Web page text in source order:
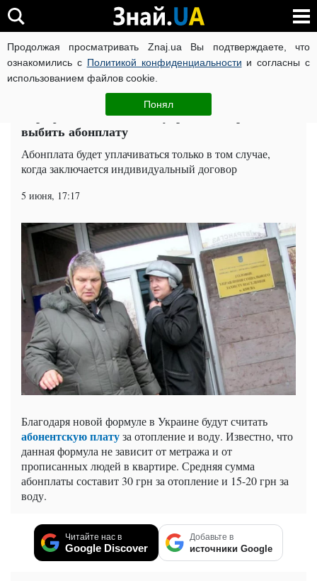
Продолжая просматривать Znaj.ua Вы подтверждаете, что
ознакомились с Политикой конфиденциальности и согласны с
использованием файлов cookie.
Понял
ВОЙНА РОССИИ ПРОТИВ УКРАИНЫ КОРОНАВИРУС В
Общество ЧИТАТИ УКРАЇНСЬКОЮ
Тарифная зависимость: украинцам придется
выбить абонплату
Абонплата будет уплачиваться только в том случае,
когда заключается индивидуальный договор
5 июня, 17:17
Благодаря новой формуле в Украине будут считать
абонентскую платуза отопление и воду. Известно, что
данная формула не зависит от метража и от
прописанных людей в квартире. Средняя сумма
абонплаты составит 30 грн за отопление и 15-20 грн за
воду.
Читайте нас в
Google Discover
Добавьте в
источники Google